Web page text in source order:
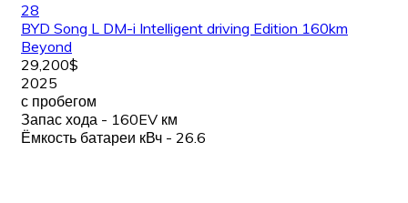
28
BYD Song L DM-i Intelligent driving Edition 160km
Beyond
29,200$
2025
с пробегом
Запас хода - 160EV км
Ёмкость батареи кВч - 26.6